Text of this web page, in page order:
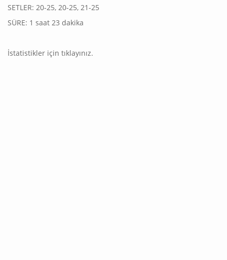
SETLER: 20-25, 20-25, 21-25
SÜRE: 1 saat 23 dakika
İstatistikler için tıklayınız.